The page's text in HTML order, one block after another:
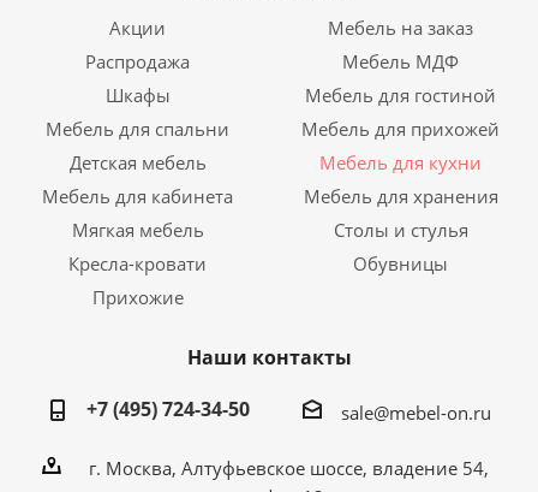
Акции
Мебель на заказ
Распродажа
Мебель МДФ
Шкафы
Мебель для гостиной
Мебель для спальни
Мебель для прихожей
Детская мебель
Мебель для кухни
Мебель для кабинета
Мебель для хранения
Мягкая мебель
Столы и стулья
Кресла-кровати
Обувницы
Прихожие
Наши контакты
+7 (495) 724-34-50
sale@mebel-on.ru
г. Москва, Алтуфьевское шоссе, владение 54,